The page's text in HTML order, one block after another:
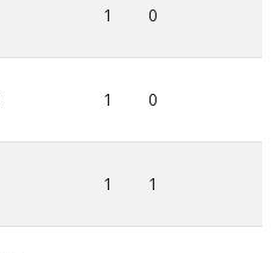
1 0
1 0
1 1